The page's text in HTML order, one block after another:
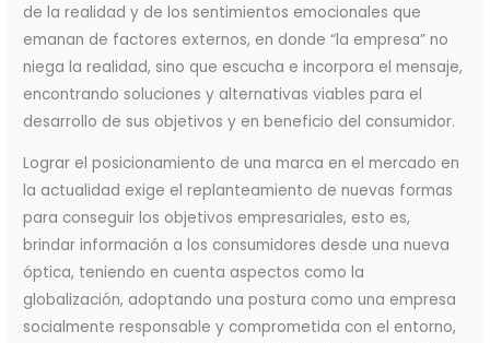
de la realidad y de los sentimientos emocionales que
emanan de factores externos, en donde “la empresa” no
niega la realidad, sino que escucha e incorpora el mensaje,
encontrando soluciones y alternativas viables para el
desarrollo de sus objetivos y en beneficio del consumidor.
Lograr el posicionamiento de una marca en el mercado en
la actualidad exige el replanteamiento de nuevas formas
para conseguir los objetivos empresariales, esto es,
brindar información a los consumidores desde una nueva
óptica, teniendo en cuenta aspectos como la
globalización, adoptando una postura como una empresa
socialmente responsable y comprometida con el entorno,